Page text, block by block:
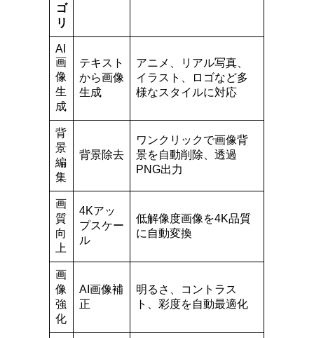
ゴ
リ
AI
画
像
生
成
テキスト
から画像
生成
アニメ、リアル写真、
イラスト、ロゴなど多
様なスタイルに対応
背
景
編
集
背景除去
ワンクリックで画像背
景を自動削除、透過
PNG出力
画
質
向
上
4Kアッ
プスケー
ル
低解像度画像を4K品質
に自動変換
画
像
強
化
AI画像補
正
明るさ、コントラス
ト、彩度を自動最適化